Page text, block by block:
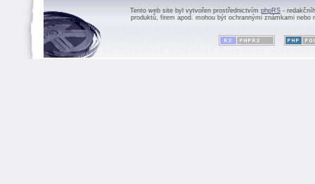
Tento web site byl vytvořen prostřednictvím phpRS -
produktů, firem apod. mohou být ochrannými známkami